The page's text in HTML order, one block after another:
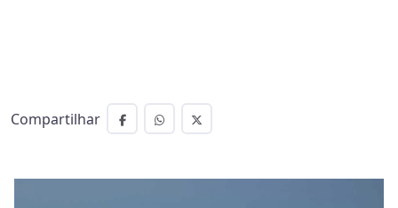
Compartilhar